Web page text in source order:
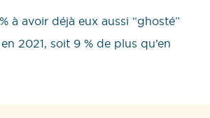
à avoir déjà eux aussi “ghosté”
2021, soit 9 % de plus qu’en